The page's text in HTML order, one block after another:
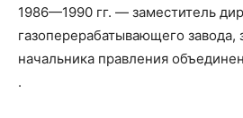
1986—1990 гг. — заместитель
газоперерабатывающего завода,
начальника правления
.